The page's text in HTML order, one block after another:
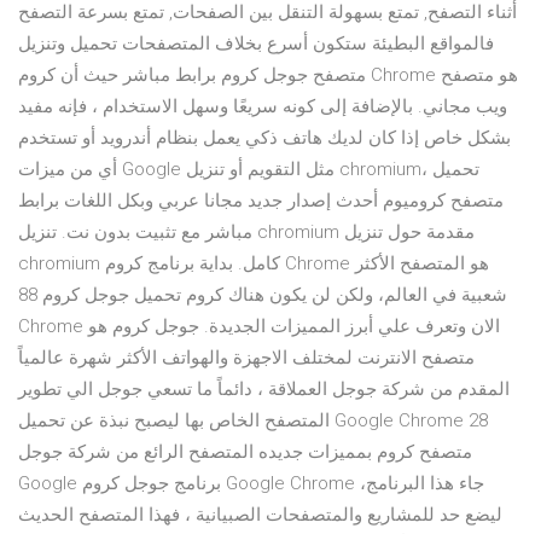
أثناء التصفح, تمتع بسهولة التنقل بين الصفحات, تمتع بسرعة التصفح
فالمواقع البطيئة ستكون أسرع بخلاف المتصفحات تحميل وتنزيل
متصفح جوجل كروم برابط مباشر حيث أن كروم Chrome هو متصفح
ويب مجاني. بالإضافة إلى كونه سريعًا وسهل الاستخدام ، فإنه مفيد
بشكل خاص إذا كان لديك هاتف ذكي يعمل بنظام أندرويد أو تستخدم
أي من ميزات Google مثل التقويم أو تنزيل chromium، تحميل
متصفح كروميوم أحدث إصدار جديد مجانا عربي وبكل اللغات برابط
مباشر مع تثبيت بدون نت. تنزيل chromium مقدمة حول تنزيل
chromium كامل. بداية برنامج كروم Chrome هو المتصفح الأكثر
شعبية في العالم، ولكن لن يكون هناك كروم تحميل جوجل كروم 88
Chrome الان وتعرف علي أبرز المميزات الجديدة. جوجل كروم هو
متصفح الانترنت لمختلف الاجهزة والهواتف الأكثر شهرة عالمياً
المقدم من شركة جوجل العملاقة ، دائماً ما تسعي جوجل الي تطوير
المتصفح الخاص بها ليصبح نبذة عن تحميل Google Chrome 28
متصفح كروم بمميزات جديده المتصفح الرائع من شركة جوجل
Google برنامج جوجل كروم Google Chrome ،جاء هذا البرنامج
ليضع حد للمشاريع والمتصفحات الصبيانية ، فهذا المتصفح الحديث